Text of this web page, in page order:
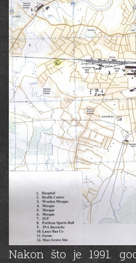
Nakon što je 1991.